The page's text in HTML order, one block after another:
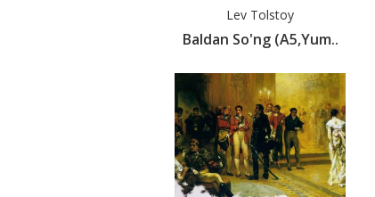
Lev Tolstoy
Baldan So'ng (A5,yum..